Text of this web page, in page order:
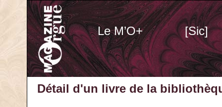
Le M’O+ [Sic]
Détail d'un livre de la